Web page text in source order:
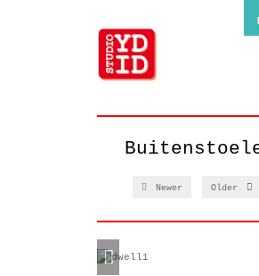
Newer Older